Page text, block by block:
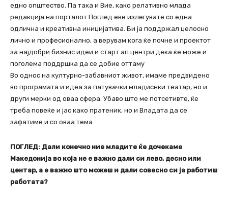
едно општество. Па така и Вие, како релативно млада
редакција на порталот Поглед еве излегувате со една
одлична и креативна иницијатива. Би ја поддржал целосно
лично и професионално, а верувам кога ќе почне и проектот
за најдобри бизнис идеи и старт ап центри дека ќе може и
поголема поддршка да се добие оттаму
Во однос на културно-забавниот живот, имаме предвидено
во програмата и идеа за патувачки младиснки театар, но и
други мерки од оваа сфера. Убаво што ме потсетивте, ќе
треба повеќе и јас како пратеник, но и Владата да се
зафатиме и со оваа тема.
ПОГЛЕД: Дали конечно ние младите ќе дочекаме
Македонија во која не е важно дали си лево, десно или
центар, а е важно што можеш и дали совесно си ја работиш
работата?